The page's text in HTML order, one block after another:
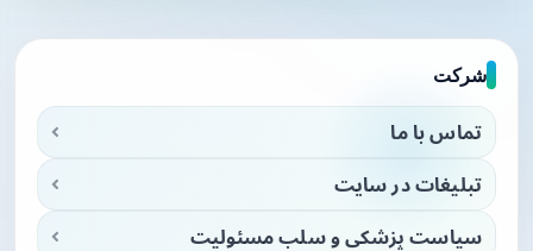
شرکت
تماس با ما
تبلیغات در سایت
سیاست پزشکی و سلب مسئولیت